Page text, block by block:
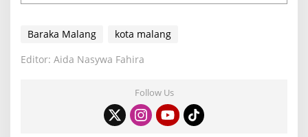
Baraka Malang
kota malang
Editor: Aida Nasywa Fahira
Follow Us